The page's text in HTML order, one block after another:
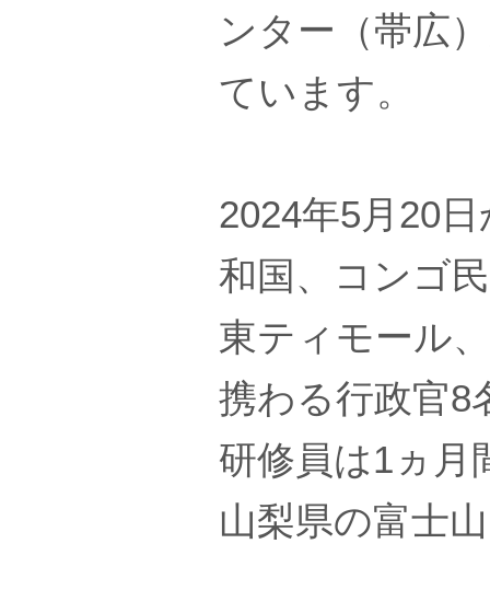
ンター（帯広
ています。
2024年5月20
和国、コンゴ
東ティモール
携わる行政官8
研修員は1ヵ月
山梨県の富士